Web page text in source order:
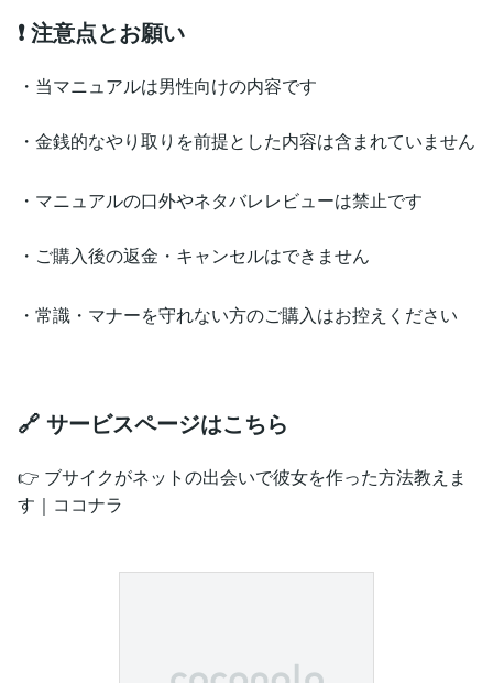
❗ 注意点とお願い
・当マニュアルは男性向けの内容です
・金銭的なやり取りを前提とした内容は含まれていません
・マニュアルの口外やネタバレレビューは禁止です
・ご購入後の返金・キャンセルはできません
・常識・マナーを守れない方のご購入はお控えください
🔗 サービスページはこちら
👉 ブサイクがネットの出会いで彼女を作った方法教えま
す｜ココナラ